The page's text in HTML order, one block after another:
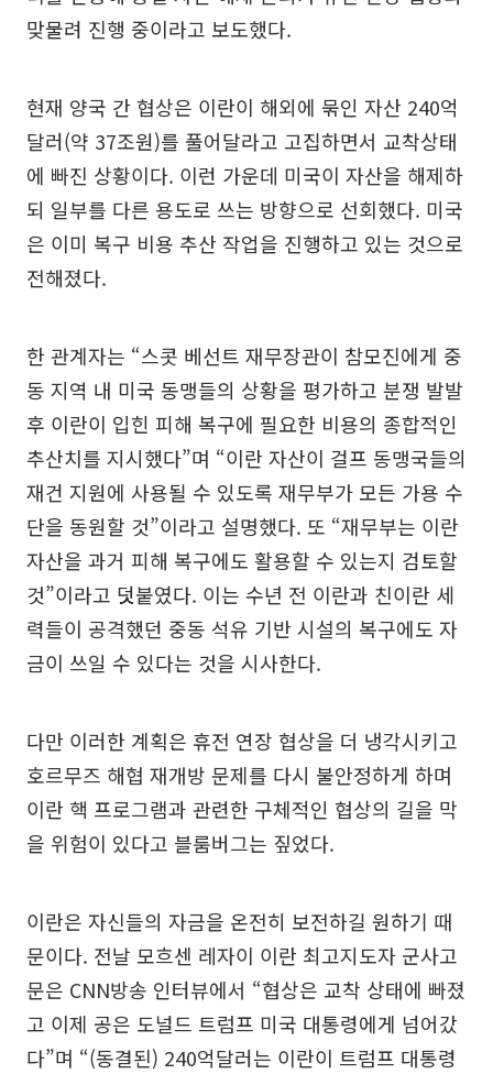
맞물려 진행 중이라고 보도했다.
현재 양국 간 협상은 이란이 해외에 묶인 자산 240억
달러(약 37조원)를 풀어달라고 고집하면서 교착상태
에 빠진 상황이다. 이런 가운데 미국이 자산을 해제하
되 일부를 다른 용도로 쓰는 방향으로 선회했다. 미국
은 이미 복구 비용 추산 작업을 진행하고 있는 것으로
전해졌다.
한 관계자는 “스콧 베선트 재무장관이 참모진에게 중
동 지역 내 미국 동맹들의 상황을 평가하고 분쟁 발발
후 이란이 입힌 피해 복구에 필요한 비용의 종합적인
추산치를 지시했다”며 “이란 자산이 걸프 동맹국들의
재건 지원에 사용될 수 있도록 재무부가 모든 가용 수
단을 동원할 것”이라고 설명했다. 또 “재무부는 이란
자산을 과거 피해 복구에도 활용할 수 있는지 검토할
것”이라고 덧붙였다. 이는 수년 전 이란과 친이란 세
력들이 공격했던 중동 석유 기반 시설의 복구에도 자
금이 쓰일 수 있다는 것을 시사한다.
다만 이러한 계획은 휴전 연장 협상을 더 냉각시키고
호르무즈 해협 재개방 문제를 다시 불안정하게 하며
이란 핵 프로그램과 관련한 구체적인 협상의 길을 막
을 위험이 있다고 블룸버그는 짚었다.
이란은 자신들의 자금을 온전히 보전하길 원하기 때
문이다. 전날 모흐센 레자이 이란 최고지도자 군사고
문은 CNN방송 인터뷰에서 “협상은 교착 상태에 빠졌
고 이제 공은 도널드 트럼프 미국 대통령에게 넘어갔
다”며 “(동결된) 240억달러는 이란이 트럼프 대통령